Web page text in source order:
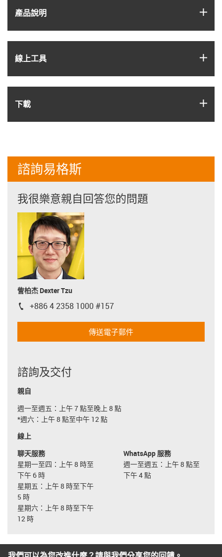
產品說明
線上工具
下載
諮詢易格斯
我很樂意親自回答您的問題
訾柏杰 Dexter Tzu
igus-icon-phone
+886 4 2358 1000 #157
傳送電子郵件
諮詢及交付
親自
週一至週五：上午 7 點至晚上 8 點
*週六：上午 8 點至中午 12 點
線上
聊天服務
星期一至四：上午 8 時至
下午 6 時
星期五：上午 8 時至下午
5 時
星期六：上午 8 時至下午
12 時
WhatsApp 服務
週一至週五：上午 8 點至
下午 4 點